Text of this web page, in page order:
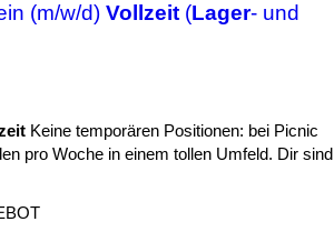
(m/w/d) Vollzeit (Lager- und
Keine temporären Positionen: bei Picnic
pro Woche in einem tollen Umfeld. Dir sind